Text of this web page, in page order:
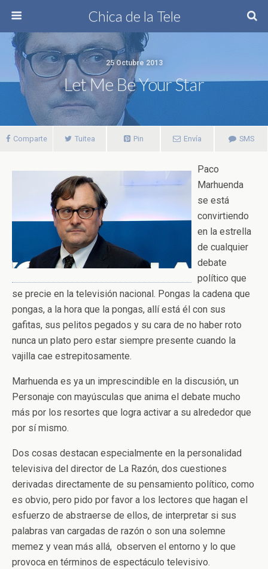
Chica de la Tele
25 Octubre 2013
Let Me Be Your Star
Comparte Tuitea Pin Envía SMS
Paco
Marhuenda
se está
convirtiendo
en la estrella
de cualquier
debate
político que
se precie en la televisión nacional. Pongas la cadena que
pongas, a la hora que la pongas, allí está él con sus
gafitas, sus pelitos pegados y su cara de no haber roto
nunca un plato pero estar siempre presente cuando la
vajilla cae estrepitosamente.
Marhuenda es ya un imprescindible en la discusión, un
Personaje con mayúsculas que anima el debate mucho
más por los resortes que logra activar a su alrededor que
por sí mismo.
Dos cosas destacan especialmente en la personalidad
televisiva del director de La Razón, dos cuestiones
derivadas directamente de su pensamiento político, como
es obvio, pero pido por favor a los lectores que hagan el
esfuerzo de abstraerse de ellos, de interpretar si sus
palabras van cargadas de razón o son una solemne
memez y vean más allá, observen el entorno y lo que
provoca en términos de espectáculo televisivo.